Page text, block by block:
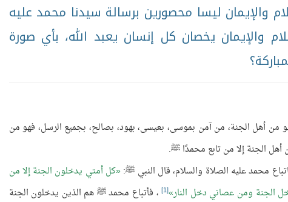
والإيمان ليسا محصورين برسالة سيدنا محمد عليه
والإيمان يخصان كل إنسان يعبد الله، بأي صورة
أهل الجنة، من آمن بموسى، بعيسى، بهود، بصالح، بجميع الرسل، فهو من
الجنة إلا من تابع محمدًا ﷺ.
محمد عليه الصلاة والسلام، قال النبي ﷺ: كل أمتي يدخلون الجنة إلا من
الجنة ومن عصاني دخل النار [1] ، فأتباع محمد ﷺ هم الذين يدخلون الجنة